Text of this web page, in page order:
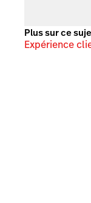
Plus sur ce
Expérience